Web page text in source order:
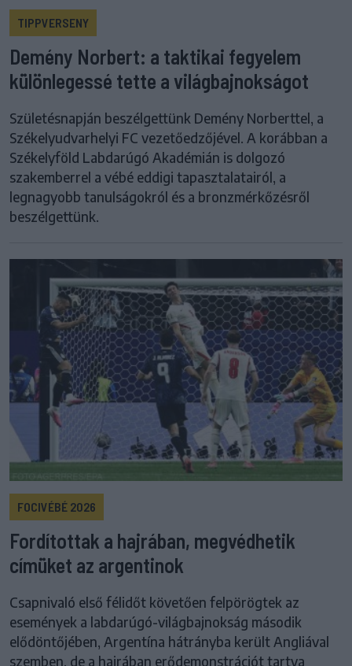
TIPPVERSENY
Demény Norbert: a taktikai fegyelem
különlegessé tette a világbajnokságot
Születésnapján beszélgettünk Demény Norberttel, a
Székelyudvarhelyi FC vezetőedzőjével. A korábban a
Székelyföld Labdarúgó Akadémián is dolgozó
szakemberrel a vébé eddigi tapasztalatairól, a
legnagyobb tanulságokról és a bronzmérkőzésről
beszélgettünk.
FOCIVÉBÉ 2026
Fordítottak a hajrában, megvédhetik
címüket az argentinok
Csapnivaló első félidőt követően felpörögtek az
események a labdarúgó-világbajnokság második
elődöntőjében, Argentína hátrányba került Angliával
szemben, de a hajrában erődemonstrációt tartva